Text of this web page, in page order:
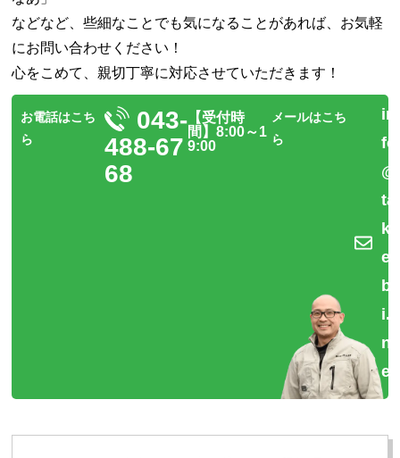
などなど、些細なことでも気になることがあれば、 お気軽
にお問い合わせください！
心をこめて、親切丁寧に対応させていただきます！
お電話はこち
ら
043-
488-67
68
【受付時
間】8:00～1
9:00
メールはこち
ら
in
fo
@
ta
k
e
b
i.
n
et